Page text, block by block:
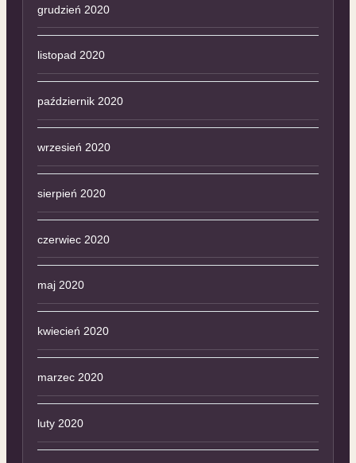
grudzień 2020
listopad 2020
październik 2020
wrzesień 2020
sierpień 2020
czerwiec 2020
maj 2020
kwiecień 2020
marzec 2020
luty 2020